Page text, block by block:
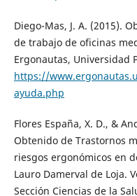
Diego-Mas, J. A. (2015).
de trabajo de oficinas
Ergonautas, Universidad
https://
ayuda.php
Flores España, X. D., &
Obtenido de Trastornos
riesgos ergonómicos en
Lauro Damerval de Loja.
Sección Ciencias de la